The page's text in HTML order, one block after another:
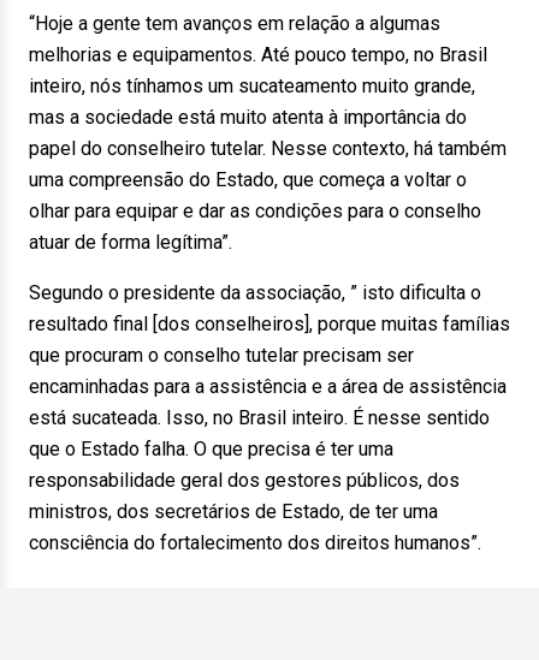
“Hoje a gente tem avanços em relação a algumas
melhorias e equipamentos. Até pouco tempo, no Brasil
inteiro, nós tínhamos um sucateamento muito grande,
mas a sociedade está muito atenta à importância do
papel do conselheiro tutelar. Nesse contexto, há também
uma compreensão do Estado, que começa a voltar o
olhar para equipar e dar as condições para o conselho
atuar de forma legítima”.
Segundo o presidente da associação, ” isto dificulta o
resultado final [dos conselheiros], porque muitas famílias
que procuram o conselho tutelar precisam ser
encaminhadas para a assistência e a área de assistência
está sucateada. Isso, no Brasil inteiro. É nesse sentido
que o Estado falha. O que precisa é ter uma
responsabilidade geral dos gestores públicos, dos
ministros, dos secretários de Estado, de ter uma
consciência do fortalecimento dos direitos humanos”.